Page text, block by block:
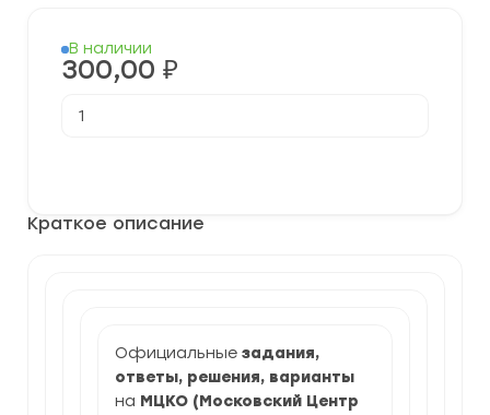
Краткое описание
Официальные задания,
ответы, решения, варианты
на МЦКО (Московский Центр
В наличии
300,00 ₽
товара
Литературному